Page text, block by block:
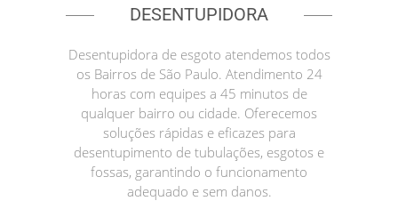
DESENTUPIDORA
Desentupidora de esgoto atendemos todos
os Bairros de São Paulo. Atendimento 24
horas com equipes a 45 minutos de
qualquer bairro ou cidade. Oferecemos
soluções rápidas e eficazes para
desentupimento de tubulações, esgotos e
fossas, garantindo o funcionamento
adequado e sem danos.